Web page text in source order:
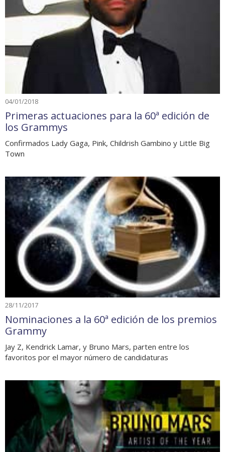
04/01/2018
Primeras actuaciones para la 60ª edición de
los Grammys
Confirmados Lady Gaga, Pink, Childrish Gambino y Little Big
Town
28/11/2017
Nominaciones a la 60ª edición de los premios
Grammy
Jay Z, Kendrick Lamar, y Bruno Mars, parten entre los
favoritos por el mayor número de candidaturas